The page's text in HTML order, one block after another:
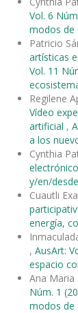
Vol. 6
modos de
Patricio
artísticas
Vol. 11
Regilene
Vídeo
artificial ,
a los
Cynthia
y/en/
Cuautli
energía,
, AusArt:
espacio
Ana Maria
Núm. 1
modos de